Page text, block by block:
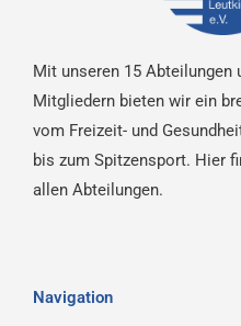
Mit unseren 15 Abteilungen
Mitgliedern bieten wir ein
vom Freizeit- und
bis zum Spitzensport. Hier
allen Abteilungen.
Navigation